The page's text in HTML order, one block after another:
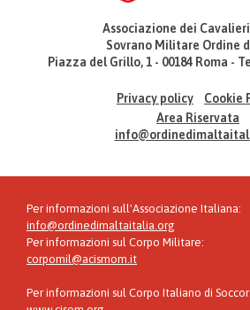
Associazione dei
Sovrano Militare Ordine
Piazza del Grillo, 1 - 00184 Roma -
Privacy policy
Cookie
Area Riservata
Per informazioni sull'Associazione Italiana:
info@ordinedimaltaitalia.org
Per informazioni sul Corpo Militare:
corpomil@acismom.it
Per informazioni sul Corpo Italiano di